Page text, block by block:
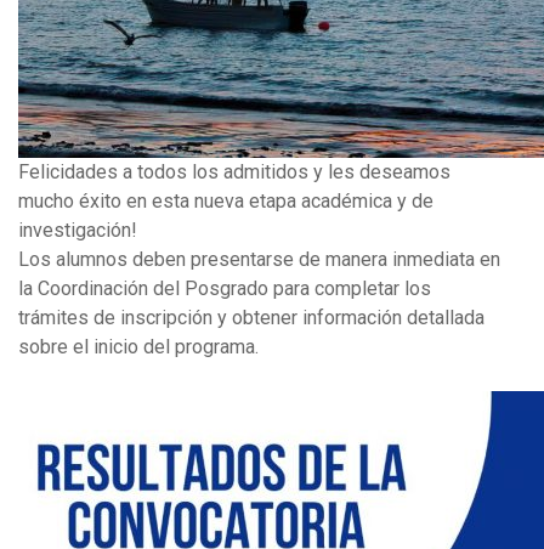
Felicidades a todos los admitidos y les deseamos
mucho éxito en esta nueva etapa académica y de
investigación!
Los alumnos deben presentarse de manera inmediata en
la Coordinación del Posgrado para completar los
trámites de inscripción y obtener información detallada
sobre el inicio del programa.